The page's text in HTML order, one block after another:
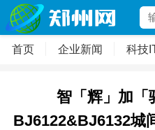
首页 企业新闻 科技
智「辉」加「
BJ6122&BJ6132城